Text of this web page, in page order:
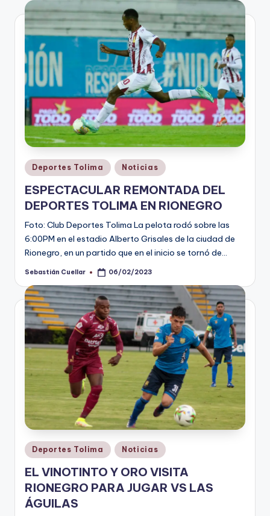
V
n
o
ti
n
t
o
Publicado
en
Deportes Tolima Noticias
ESPECTACULAR REMONTADA DEL
DEPORTES TOLIMA EN RIONEGRO
Foto: Club Deportes Tolima La pelota rodó sobre las
6:00PM en el estadio Alberto Grisales de la ciudad de
Rionegro, en un partido que en el inicio se tornó de…
Publicado
Sebastián Cuellar 06/02/2023
Publicado
en
Deportes Tolima Noticias
EL VINOTINTO Y ORO VISITA
RIONEGRO PARA JUGAR VS LAS
ÁGUILAS